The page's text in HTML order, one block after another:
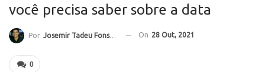
você precisa saber sobre a data
Por Josemir Tadeu Fonseca On 28 Out, 2021
0